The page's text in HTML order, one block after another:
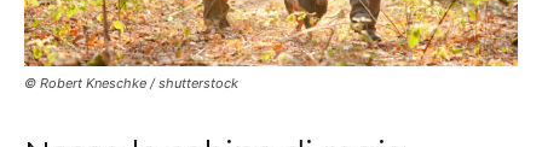
© Robert Kneschke / shutterstock